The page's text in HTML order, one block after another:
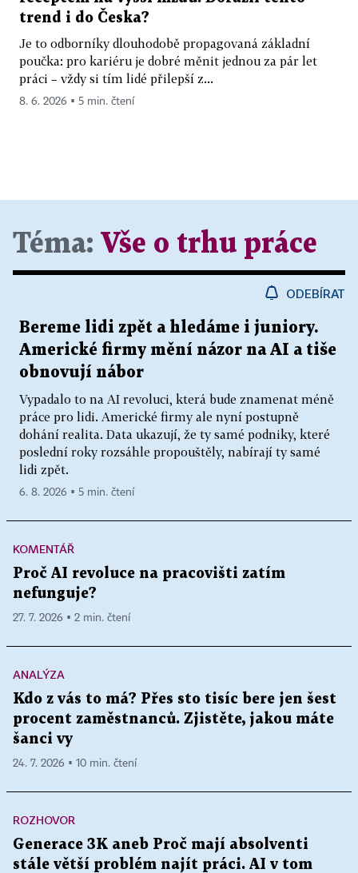
trend i do Česka?
Je to odborníky dlouhodobě propagovaná základní
poučka: pro kariéru je dobré měnit jednou za pár let
práci – vždy si tím lidé přilepší z...
8. 6. 2026 ▪ 5 min. čtení
Téma: Vše o trhu práce
ODEBÍRAT
Bereme lidi zpět a hledáme i juniory.
Americké firmy mění názor na AI a tiše
obnovují nábor
Vypadalo to na AI revoluci, která bude znamenat méně
práce pro lidi. Americké firmy ale nyní postupně
dohání realita. Data ukazují, že ty samé podniky, které
poslední roky rozsáhle propouštěly, nabírají ty samé
lidi zpět.
6. 8. 2026 ▪ 5 min. čtení
KOMENTÁŘ
Proč AI revoluce na pracovišti zatím
nefunguje?
27. 7. 2026 ▪ 2 min. čtení
ANALÝZA
Kdo z vás to má? Přes sto tisíc bere jen šest
procent zaměstnanců. Zjistěte, jakou máte
šanci vy
24. 7. 2026 ▪ 10 min. čtení
ROZHOVOR
Generace 3K aneb Proč mají absolventi
stále větší problém najít práci. AI v tom